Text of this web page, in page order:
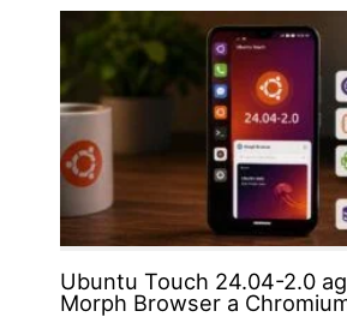
Ubuntu Touch 24.04-2.0
Morph Browser a